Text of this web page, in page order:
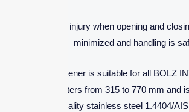
The risk of injury when opening and
minimized and handling is
The drum opener is suitable for all BOLZ
with diameters from 315 to 770 mm and
quality stainless steel 1.4404/